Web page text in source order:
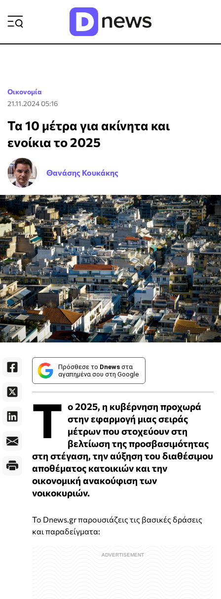
Οικονομία
21.11.2024 05:16
Τα 10 μέτρα για ακίνητα και
ενοίκια το 2025
Θανάσης Κουκάκης
Πρόσθεσε το Dnews στα
αγαπημένα σου στη Google
Τ ο 2025, η κυβέρνηση προχωρά
στην εφαρμογή μιας σειράς
μέτρων που στοχεύουν στη
βελτίωση της προσβασιμότητας
στη στέγαση, την αύξηση του διαθέσιμου
αποθέματος κατοικιών και την
οικονομική ανακούφιση των
νοικοκυριών.
Το Dnews.gr παρουσιάζεις τις βασικές δράσεις
και παραδείγματα: